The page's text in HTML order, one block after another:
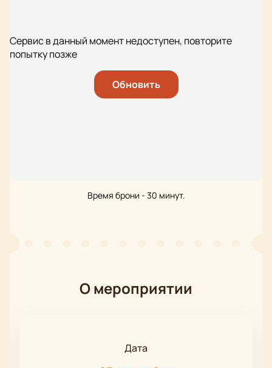
Сервис в данный момент недоступен, повторите
попытку позже
Обновить
Время брони - 30 минут.
О мероприятии
Дата